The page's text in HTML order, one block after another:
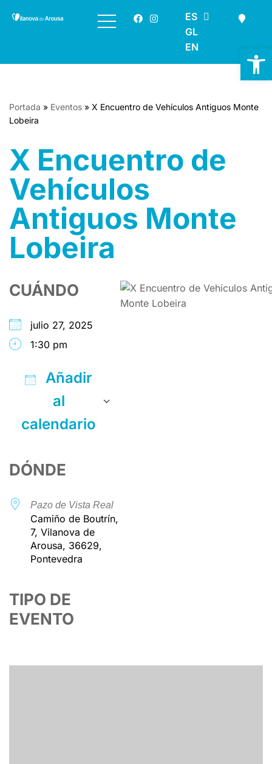
contenido
ES
GL
EN
Portada » Eventos » X Encuentro de Vehículos Antiguos Monte
Lobeira
X Encuentro de
Vehículos
Antiguos Monte
Lobeira
CUÁNDO
julio 27, 2025
1:30 pm
Añadir
al
calendario
DÓNDE
Pazo de Vista Real
Camiño de Boutrín,
7, Vilanova de
Arousa, 36629,
Pontevedra
TIPO DE
EVENTO